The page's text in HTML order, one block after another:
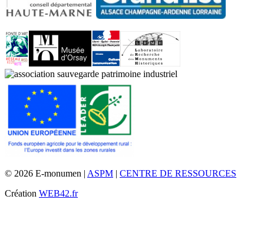
© 2026 E-monumen | ASPM | CENTRE DE RESSOURCES
Création WEB42.fr